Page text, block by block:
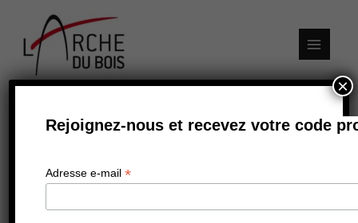
contenu
Rejoignez-nous et recevez votre code
Adresse e-mail *
×